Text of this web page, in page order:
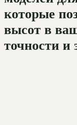
которые
высот в
точности и